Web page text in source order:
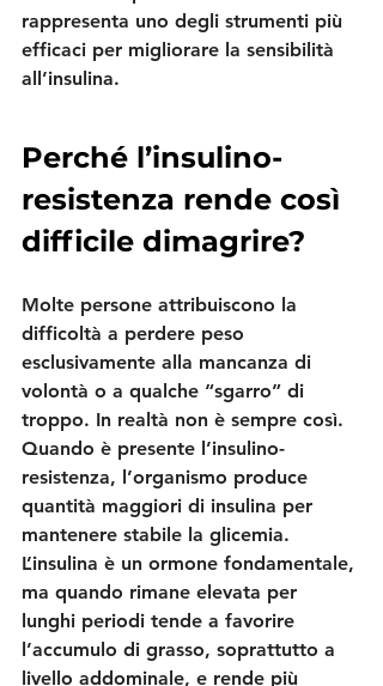
rappresenta uno degli strumenti più
efficaci per migliorare la sensibilità
all’insulina.
Perché l’insulino-
resistenza rende così
difficile dimagrire?
Molte persone attribuiscono la
difficoltà a perdere peso
esclusivamente alla mancanza di
volontà o a qualche “sgarro” di
troppo. In realtà non è sempre così.
Quando è presente l’insulino-
resistenza, l’organismo produce
quantità maggiori di insulina per
mantenere stabile la glicemia.
L’insulina è un ormone fondamentale,
ma quando rimane elevata per
lunghi periodi tende a favorire
l’accumulo di grasso, soprattutto a
livello addominale, e rende più